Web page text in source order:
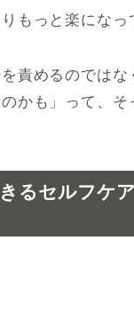
もっと楽になっ
責めるのではな
かも」って、そ
るセルフケ